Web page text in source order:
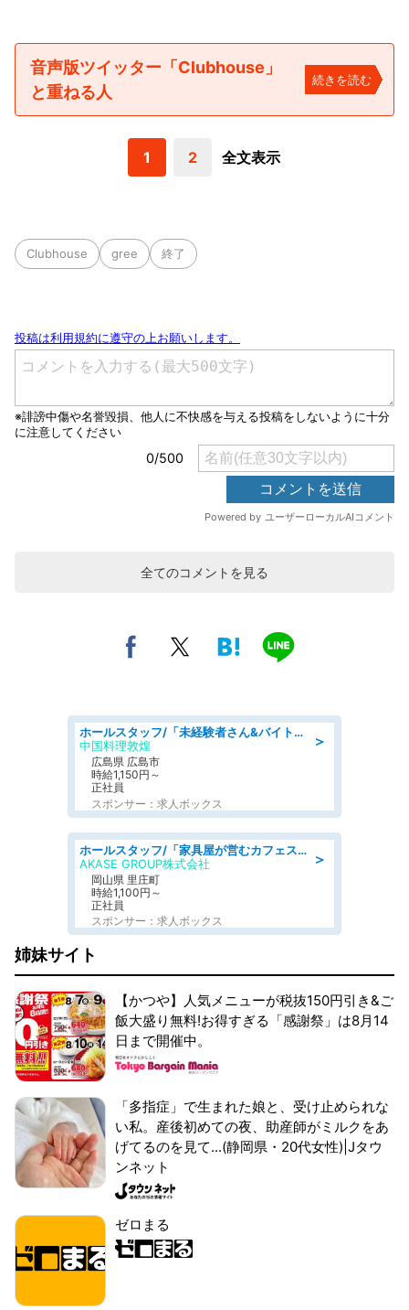
音声版ツイッター「Clubhouse」
と重ねる人
続きを読む
1 2 全文表示
Clubhouse gree 終了
全てのコメントを見る
＞
ホールスタッフ/「未経験者さん&バイトデビューも大歓迎」残業ほぼなし×1日3時間〜勤務OK!フォロー体制も充実/広島県/広島市南区
中国料理敦煌
広島県 広島市
時給1,150円～
正社員
スポンサー：求人ボックス
＞
ホールスタッフ/「家具屋が営むカフェスタッフ!」週2日～OK!嬉しいまかない付き/岡山県/浅口郡里庄町
AKASE GROUP株式会社
岡山県 里庄町
時給1,100円～
正社員
スポンサー：求人ボックス
姉妹サイト
【かつや】人気メニューが税抜150円引き&ご
飯大盛り無料!お得すぎる「感謝祭」は8月14
日まで開催中。
「多指症」で生まれた娘と、受け止められな
い私。産後初めての夜、助産師がミルクをあ
げてるのを見て...(静岡県・20代女性)|Jタウ
ンネット
ゼロまる